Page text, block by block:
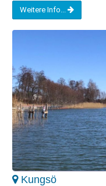
Weitere Info...
Kungsö